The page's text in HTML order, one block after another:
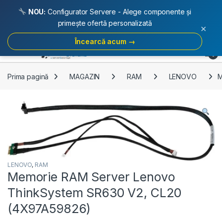
Skip to navigation
Skip to content
Open
Prima pagină MAGAZIN RAM LENOVO
LENOVO, RAM
Memorie RAM Server Lenovo
ThinkSystem SR630 V2, CL20
(4X97A59826)
NOU: Configurator Servere - Alege componente și
primește ofertă personalizată
Încearcă acum →
×